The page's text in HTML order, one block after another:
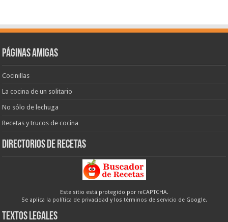
Páginas amigas
Cocinillas
La cocina de un solitario
No sólo de lechuga
Recetas y trucos de cocina
Directorios de recetas
Este sitio está protegido por reCAPTCHA.
Se aplica la política de privacidad y los términos de servicio de Google.
Textos legales